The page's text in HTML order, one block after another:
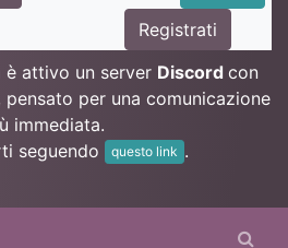
Registrati
è attivo un server Discord con
per una comunicazione
immediata.
seguendo
questo link .